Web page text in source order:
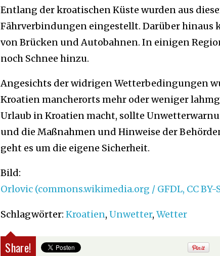
Entlang der kroatischen Küste wurden aus
Fährverbindungen eingestellt. Darüber hinaus
von Brücken und Autobahnen. In einigen
noch Schnee hinzu.
Angesichts der widrigen Wetterbedingungen
Kroatien mancherorts mehr oder weniger
Urlaub in Kroatien macht, sollte
und die Maßnahmen und Hinweise der
geht es um die eigene Sicherheit.
Bild:
Orlovic (commons.wikimedia.org / GFDL, CC BY-
Schlagwörter: Kroatien, Unwetter, Wetter
Share!